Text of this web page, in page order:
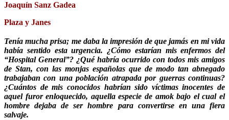
Joaquín Sanz Gadea
Plaza y Janes
Tenía mucha prisa; me daba la impresión de que jamás en mi vida
había sentido esta urgencia. ¿Cómo estarían mis enfermos del
“Hospital General”? ¿Qué habría ocurrido con todos mis amigos
de Stan, con las monjas españolas que de modo tan abnegado
trabajaban con una población atrapada por guerras continuas?
¿Cuántos de mis conocidos habrían sido víctimas inocentes de
aquel furor enloquecido, aquella especie de amok bajo el cual el
hombre dejaba de ser hombre para convertirse en una fiera
salvaje.